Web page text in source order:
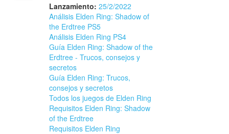
Lanzamiento: 25/2/2022
Análisis Elden Ring: Shadow of
the Erdtree PS5
Análisis Elden Ring PS4
Guía Elden Ring: Shadow of the
Erdtree - Trucos, consejos y
secretos
Guía Elden Ring: Trucos,
consejos y secretos
Todos los juegos de Elden Ring
Requisitos Elden Ring: Shadow
of the Erdtree
Requisitos Elden Ring